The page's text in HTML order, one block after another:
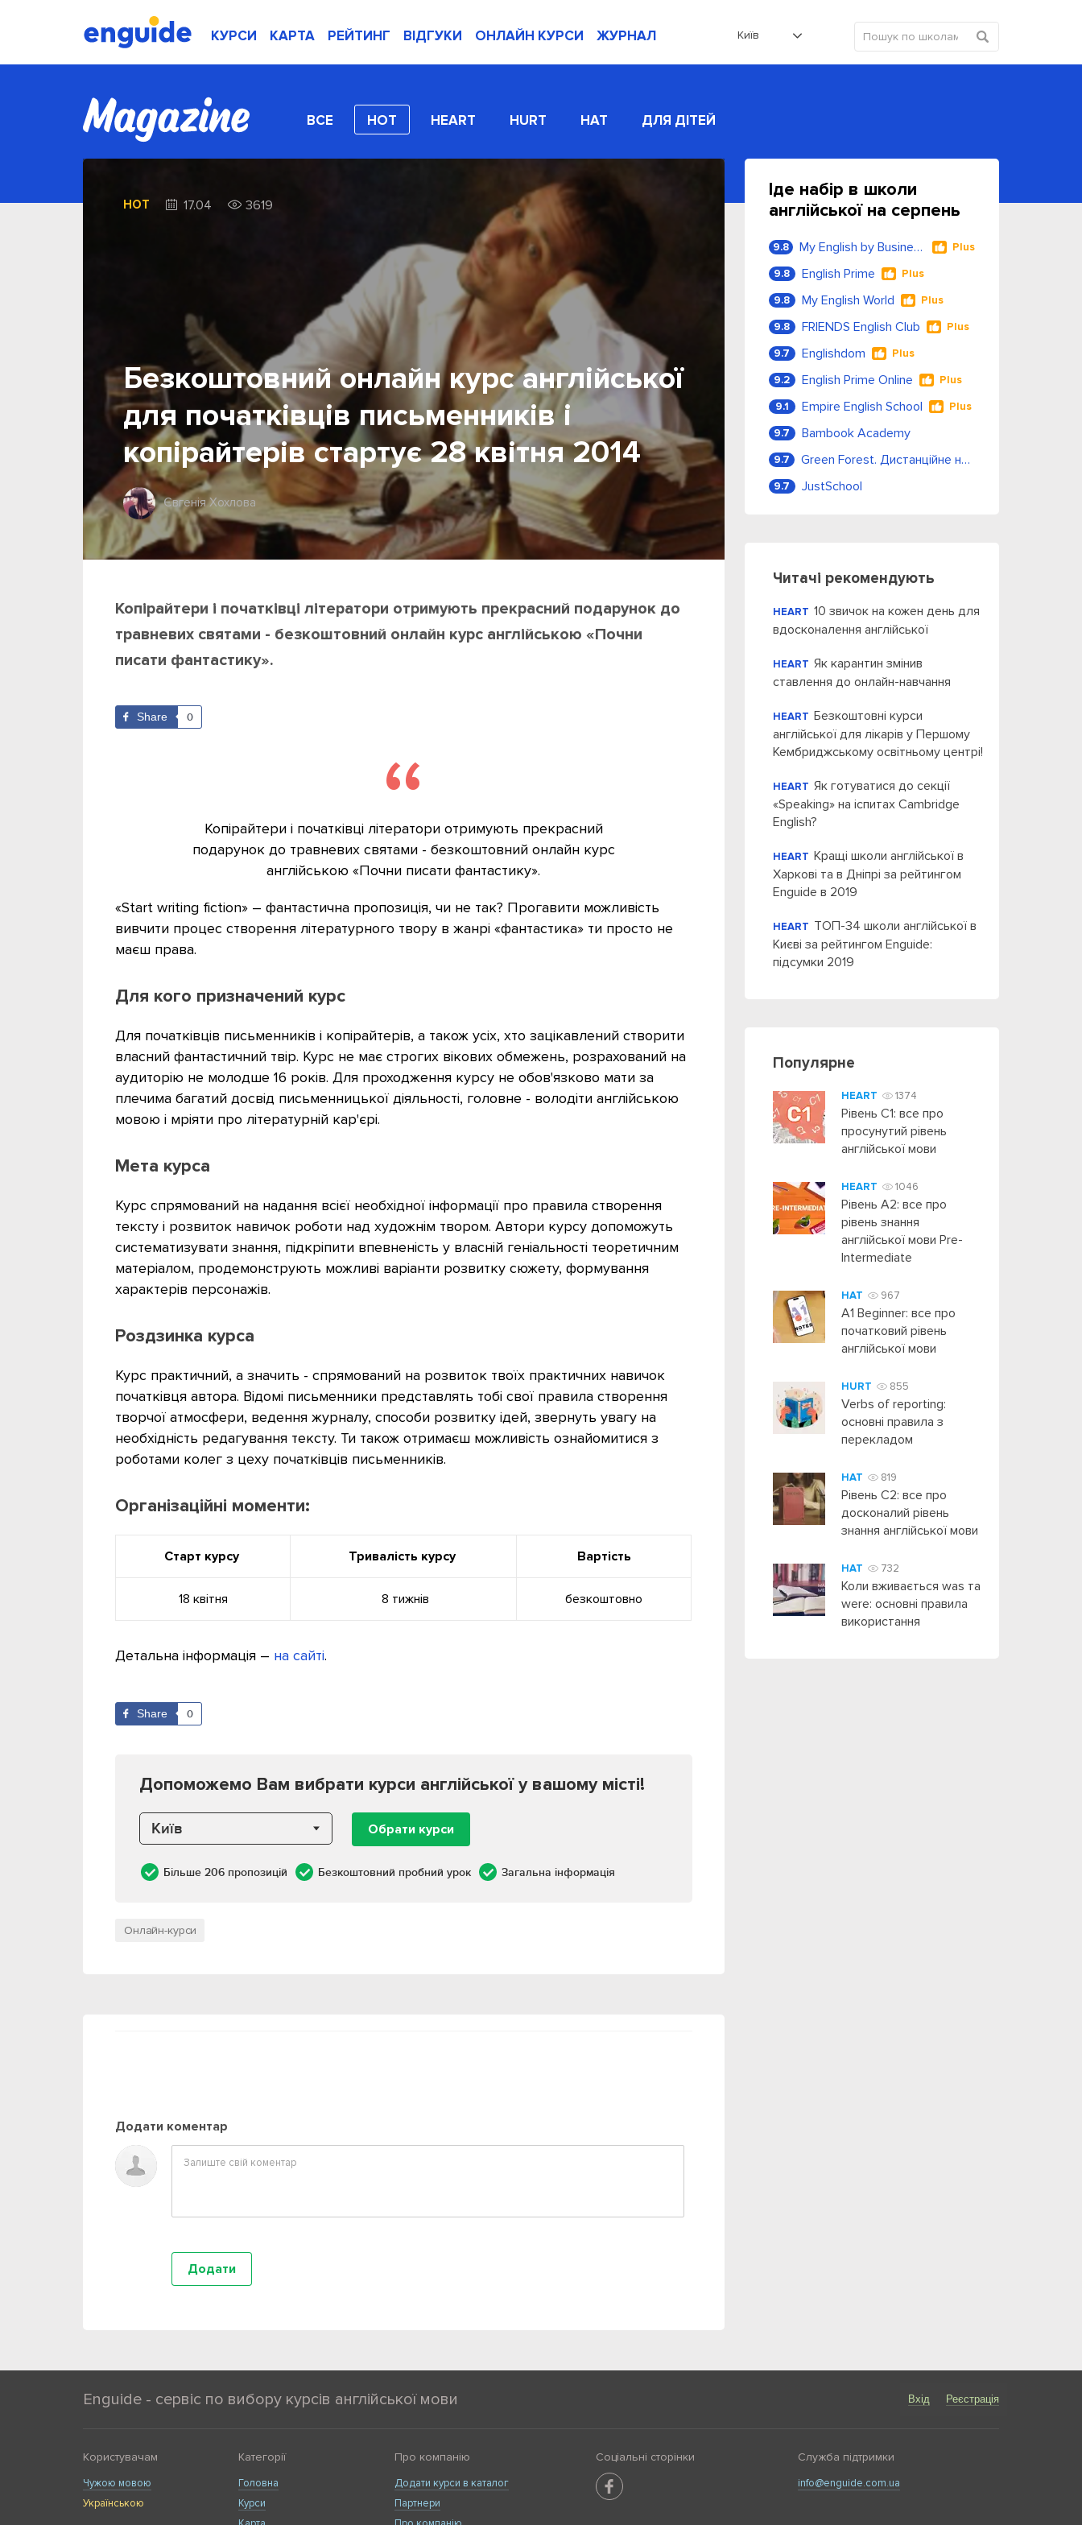
КУРСИ КАРТА РЕЙТИНГ ВІДГУКИ ОНЛАЙН КУРСИ ЖУРНАЛ Київ
ВСЕ HOT HEART HURT HAT ДЛЯ ДІТЕЙ
HOT 17.04 3619
Безкоштовний онлайн курс англійської
для початківців письменників і
копірайтерів стартує 28 квітня 2014
Євгенія Хохлова
Копірайтери і початківці літератори отримують прекрасний подарунок до
травневих святами - безкоштовний онлайн курс англійською «Почни
писати фантастику».
Share 0
Копірайтери і початківці літератори отримують прекрасний
подарунок до травневих святами - безкоштовний онлайн курс
англійською «Почни писати фантастику».
«Start writing fiction» – фантастична пропозиція, чи не так? Прогавити можливість
вивчити процес створення літературного твору в жанрі «фантастика» ти просто не
маєш права.
Для кого призначений курс
Для початківців письменників і копірайтерів, а також усіх, хто зацікавлений створити
власний фантастичний твір. Курс не має строгих вікових обмежень, розрахований на
аудиторію не молодше 16 років. Для проходження курсу не обов'язково мати за
плечима багатий досвід письменницької діяльності, головне - володіти англійською
мовою і мріяти про літературній кар'єрі.
Мета курса
Курс спрямований на надання всієї необхідної інформації про правила створення
тексту і розвиток навичок роботи над художнім твором. Автори курсу допоможуть
систематизувати знання, підкріпити впевненість у власній геніальності теоретичним
матеріалом, продемонструють можливі варіанти розвитку сюжету, формування
характерів персонажів.
Роздзинка курса
Курс практичний, а значить - спрямований на розвиток твоїх практичних навичок
початківця автора. Відомі письменники представлять тобі свої правила створення
творчої атмосфери, ведення журналу, способи розвитку ідей, звернуть увагу на
необхідність редагування тексту. Ти також отримаєш можливість ознайомитися з
роботами колег з цеху початківців письменників.
Організаційні моменти:
Старт курсу Тривалість курсу Вартість
18 квітня 8 тижнів безкоштовно
Детальна інформація – на сайті.
Share 0
Допоможемо Вам вибрати курси англійської у вашому місті!
Київ Обрати курси
Більше 206 пропозицій Безкоштовний пробний урок Загальна інформація
Онлайн-курси
Додати коментар
Іде набір в школи
англійської на серпень
9.8 My English by Business Language Plus
9.8 English Prime Plus
9.8 My English World Plus
9.8 FRIENDS English Club Plus
9.7 Englishdom Plus
9.2 English Prime Online Plus
9.1 Empire English School Plus
9.7 Bambook Academy
9.7 Green Forest. Дистанційне навчання
9.7 JustSchool
Читачі рекомендують
HEART 10 звичок на кожен день для
вдосконалення англійської
HEART Як карантин змінив
ставлення до онлайн-навчання
HEART Безкоштовні курси
англійської для лікарів у Першому
Кембриджському освітньому центрі!
HEART Як готуватися до секції
«Speaking» на іспитах Cambridge
English?
HEART Кращі школи англійської в
Харкові та в Дніпрі за рейтингом
Enguide в 2019
HEART ТОП-34 школи англійської в
Києві за рейтингом Enguide:
підсумки 2019
Популярне
HEART 1374
Рівень C1: все про
просунутий рівень
англійської мови
HEART 1046
Рівень А2: все про
рівень знання
англійської мови Pre-
Intermediate
HAT 967
A1 Beginner: все про
початковий рівень
англійської мови
HURT 855
Verbs of reporting:
основні правила з
перекладом
HAT 819
Рівень C2: все про
досконалий рівень
знання англійської мови
HAT 732
Коли вживається was та
were: основні правила
використання
Enguide - сервіс по вибору курсів англійської мови Вхід Реєстрація
Користувачам
Чужою мовою
Українською
Категорії
Головна
Курси
Про компанію
Додати курси в каталог
Партнери
Соціальні сторінки Служба підтримки
info@enguide.com.ua